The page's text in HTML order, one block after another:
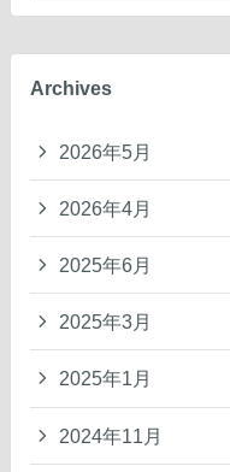
Archives
2026年5月
2026年4月
2025年6月
2025年3月
2025年1月
2024年11月